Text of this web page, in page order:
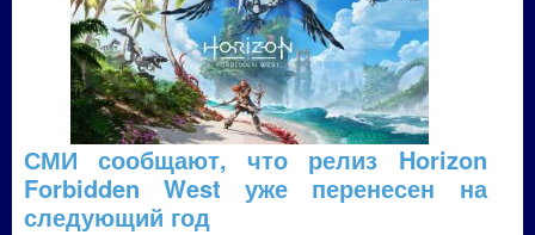
СМИ сообщают, что релиз Horizon
Forbidden West уже перенесен на
следующий год